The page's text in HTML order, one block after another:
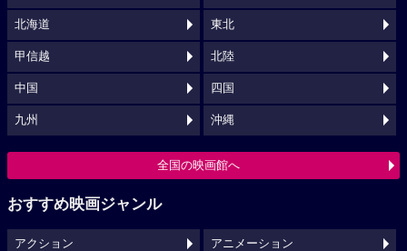
北海道 東北
甲信越 北陸
中国 四国
九州 沖縄
全国の映画館へ
おすすめ映画ジャンル
アクション アニメーション